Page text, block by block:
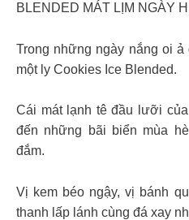
BLENDED MÁT LỊM NGÀY
Trong những ngày nắng oi
một ly Cookies Ice Blended.
Cái mát lạnh tê đầu lưỡi
đến những bãi biển mùa
đắm.
Vị kem béo ngậy, vị bánh
thanh lấp lánh cùng đá xay